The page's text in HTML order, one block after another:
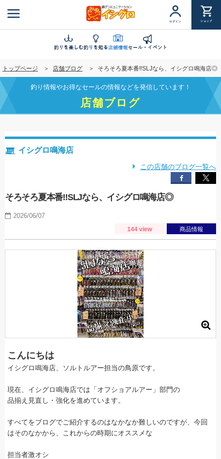
ン
ツ
に
移
動
ログイン ショップ
釣りを楽しむ釣りを知る店舗情報セール・イベント
トップページ 店舗ブログ そろそろ夏本番‼SLJなら、イシグロ鳴海店◎
釣り情報やお得なセールの情報などを発信しています！
店舗ブログ
イシグロ鳴海店
この店舗のブログ一覧へ
そろそろ夏本番‼SLJなら、イシグロ鳴海店◎
2026/06/07
144 view 商品情報
こんにちは
イシグロ鳴海店、ソルトルアー担当の鳥原です。
現在、イシグロ鳴海店では「オフショアルアー」部門の
品揃え見直し・強化を進めています。
すべてをブログでご紹介するのはなかなか難しいのですが、今回
はそのなかから、これからの時期にオススメな
担当者激オシ